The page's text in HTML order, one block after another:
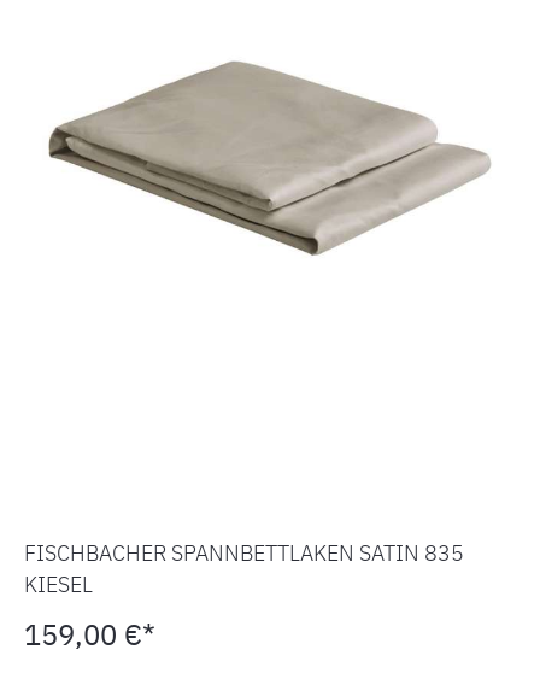
FISCHBACHER SPANNBETTLAKEN SATIN 835
KIESEL
159,00 €*